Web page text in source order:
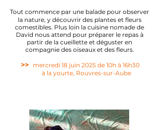
Tout commence par une balade pour observer
la nature, y découvrir des plantes et fleurs
comestibles. Plus loin la cuisine nomade de
David nous attend pour préparer le repas à
partir de la cueillette et déguster en
compagnie des oiseaux et des fleurs.
>> mercredi 18 juin 2025 de 10h à 16h30
à la yourte, Rouvres-sur-Aube